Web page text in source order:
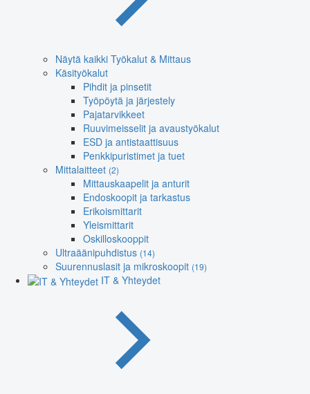
Näytä kaikki Työkalut & Mittaus
Käsityökalut
Pihdit ja pinsetit
Työpöytä ja järjestely
Pajatarvikkeet
Ruuvimeisselit ja avaustyökalut
ESD ja antistaattisuus
Penkkipuristimet ja tuet
Mittalaitteet (2)
Mittauskaapelit ja anturit
Endoskoopit ja tarkastus
Erikoismittarit
Yleismittarit
Oskilloskooppit
Ultraäänipuhdistus (14)
Suurennuslasit ja mikroskoopit (19)
IT & Yhteydet